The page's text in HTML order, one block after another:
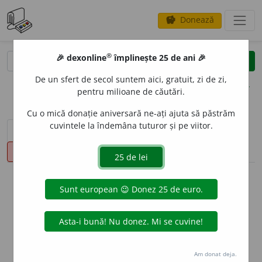
savings Donează
clear
opțiuni
sinteza definițiilor (1) definiții (12)
conjugări
info
Aceste definiții sunt compilate de
echipa dexonline. Definițiile
originale se află pe filadefiniții.
Puteți reordona filele pe pagina de
🎉 dexonline® împlinește 25 de ani 🎉
De un sfert de secol suntem aici, gratuit, zi de zi,
pentru milioane de căutări.
Cu o mică donație aniversară ne-ați ajuta să păstrăm
cuvintele la îndemâna tuturor și pe viitor.
Am donat deja.